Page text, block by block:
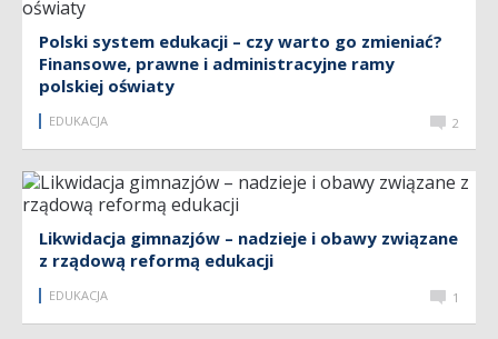
Polski system edukacji – czy warto go zmieniać?
Finansowe, prawne i administracyjne ramy
polskiej oświaty
EDUKACJA 2
Likwidacja gimnazjów – nadzieje i obawy związane
z rządową reformą edukacji
EDUKACJA 1